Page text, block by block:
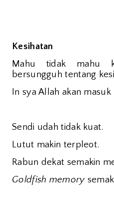
Kesihatan
Mahu tidak mahu
bersungguh tentang
In sya Allah akan
Sendi udah tidak kuat.
Lutut makin terpleot.
Rabun dekat semakin
Goldfish memory